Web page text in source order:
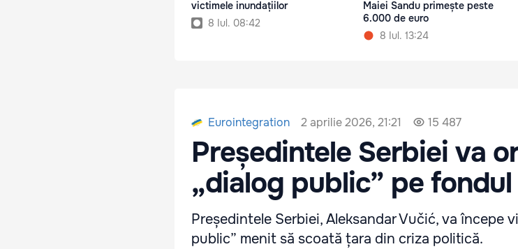
victimele inundațiilor
8 Iul. 08:42
Maiei Sandu primește peste
6.000 de euro
8 Iul. 13:24
Eurointegration 2 aprilie 2026, 21:21 15 487
Președintele Serbiei va
„dialog public” pe
Președintele Serbiei, Aleksandar Vučić, va începe
public” menit să scoată țara din criza politică.